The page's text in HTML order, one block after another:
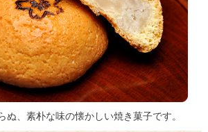
ぬ、素朴な味の懐かしい焼き菓子です。